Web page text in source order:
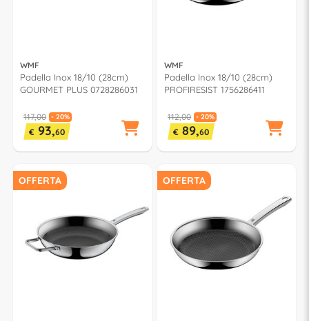
WMF
Padella Inox 18/10 (28cm)
GOURMET PLUS 0728286031
117,00 - 20%
€ 93,60
WMF
Padella Inox 18/10 (28cm)
PROFIRESIST 1756286411
112,00 - 20%
€ 89,60
OFFERTA OFFERTA